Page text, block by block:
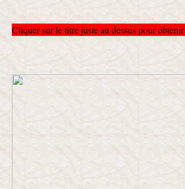
Cliquer sur le titre juste au dessus pour